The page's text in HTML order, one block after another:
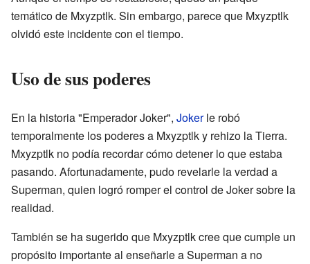
temático de Mxyzptlk. Sin embargo, parece que Mxyzptlk
olvidó este incidente con el tiempo.
Uso de sus poderes
En la historia "Emperador Joker", Jokerle robó
temporalmente los poderes a Mxyzptlk y rehizo la Tierra.
Mxyzptlk no podía recordar cómo detener lo que estaba
pasando. Afortunadamente, pudo revelarle la verdad a
Superman, quien logró romper el control de Joker sobre la
realidad.
También se ha sugerido que Mxyzptlk cree que cumple un
propósito importante al enseñarle a Superman a no